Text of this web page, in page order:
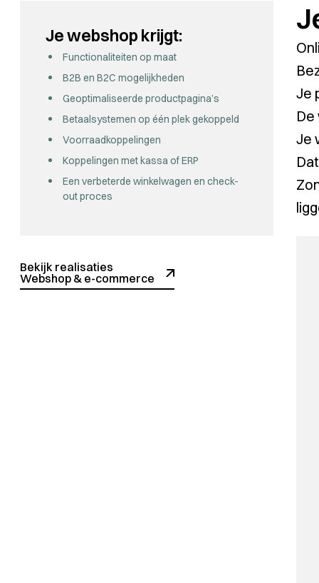
Je webshop krijgt:
Functionaliteiten op maat
B2B en B2C mogelijkheden
Geoptimaliseerde productpagina’s
Betaalsystemen op één plek gekoppeld
Voorraadkoppelingen
Koppelingen met kassa of ERP
Een verbeterde winkelwagen en check-
out proces
Bekijk realisaties
Webshop & e-commerce
Je
Je